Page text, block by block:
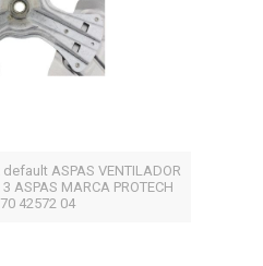
ASPAS VENTILADOR
ASPAS MARCA PROTECH
42572 04